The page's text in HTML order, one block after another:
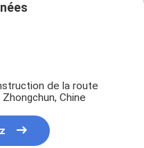
de la route
Chine